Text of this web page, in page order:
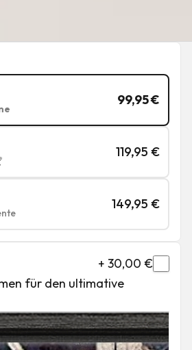
99,95€
119,95 €
149,95 €
+ 30,00 €
für den ultimative